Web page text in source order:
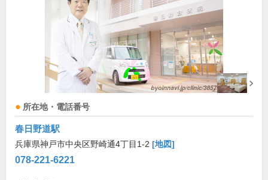
所在地・電話番号
春日野道駅
兵庫県神戸市中央区野崎通4丁目1-2 [地図]
078-221-6221